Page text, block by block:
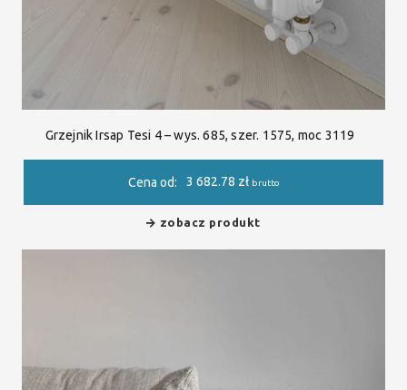
Grzejnik Irsap Tesi 4 – wys. 685, szer. 1575, moc 3119
Cena od: 3 682.78 zł brutto
zobacz produkt